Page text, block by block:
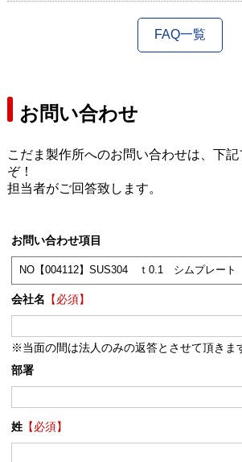
FAQ一覧
お問い合わせ
こだま製作所へのお問い合わせは、下記
ぞ！
担当者がご回答致します。
お問い合わせ項目
会社名 【必須】
※当面の間は法人のみの返答とさせて頂きま
部署
姓【必須】